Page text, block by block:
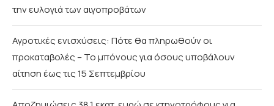
την ευλογιά των αιγοπροβάτων
Αγροτικές ενισχύσεις: Πότε θα πληρωθούν οι
προκαταβολές – Το μπόνους για όσους υποβάλουν
αίτηση έως τις 15 Σεπτεμβρίου